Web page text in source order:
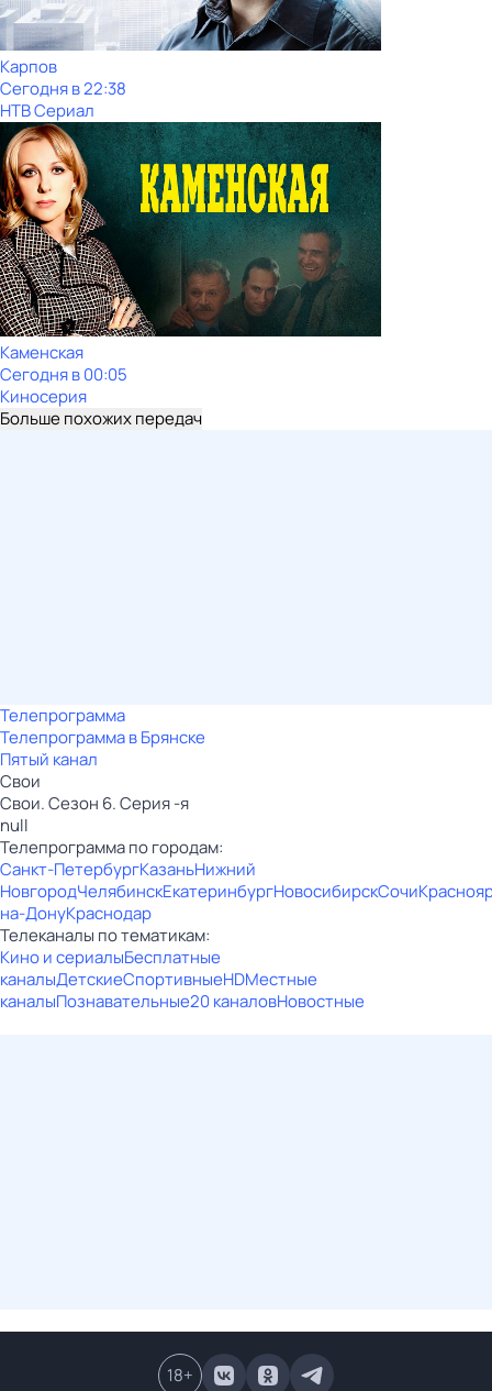
Карпов
Сегодня в 22:38
НТВ Сериал
Каменская
Сегодня в 00:05
Киносерия
Больше похожих передач
Телепрограмма
Телепрограмма в Брянске
Пятый канал
Свои
Свои. Сезон 6. Серия -я
null
Телепрограмма по городам:
Санкт-ПетербургКазаньНижний
НовгородЧелябинскЕкатеринбургНовосибирскСочи
на-ДонуКраснодар
Телеканалы по тематикам:
Кино и сериалыБесплатные
каналыДетскиеСпортивныеHDМестные
каналыПознавательные20 каналовНовостные
18+